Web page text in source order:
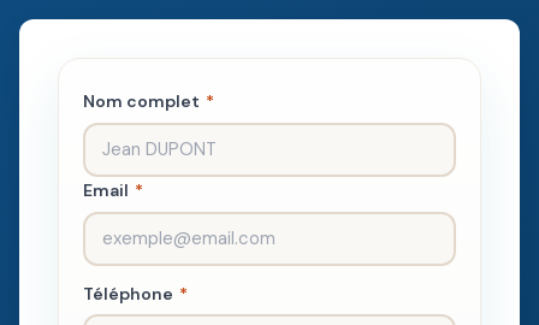
Nom complet *
Email *
Téléphone *